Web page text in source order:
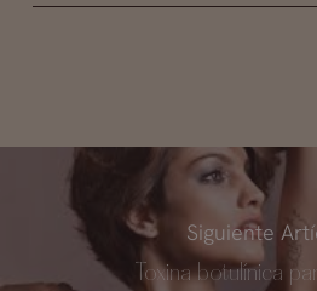
Siguiente
Toxina botulínica